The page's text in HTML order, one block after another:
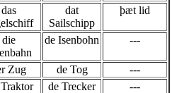
das
dat
Sailschipp
þæt lid
die
de Isenbohn ---
Zug de Tog
---
de Trecker ---